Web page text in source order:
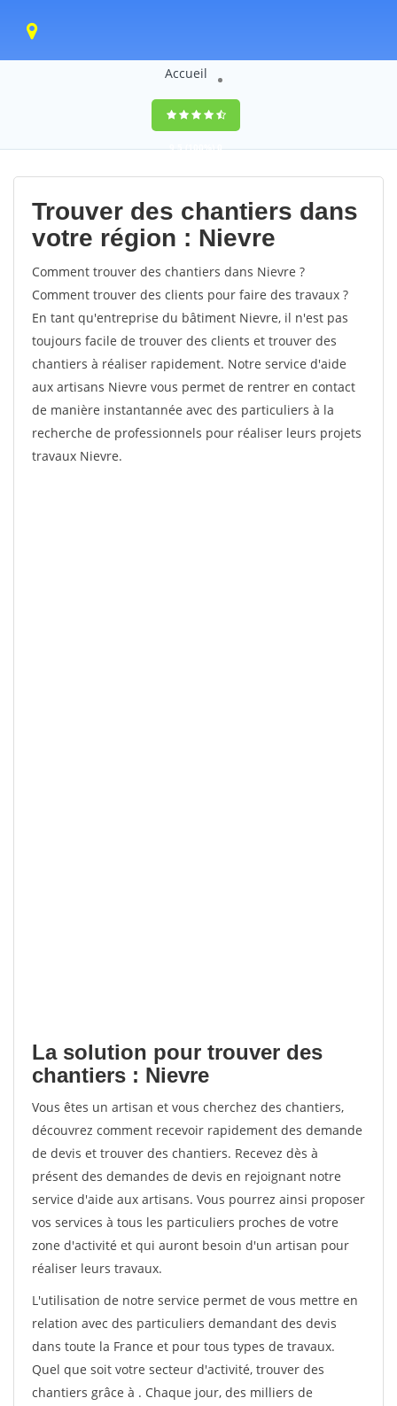
Accueil
9,5(100%)0
votes
Trouver des chantiers dans
votre région : Nievre
Comment trouver des chantiers dans Nievre ?
Comment trouver des clients pour faire des travaux ?
En tant qu'entreprise du bâtiment Nievre, il n'est pas
toujours facile de trouver des clients et trouver des
chantiers à réaliser rapidement. Notre service d'aide
aux artisans Nievre vous permet de rentrer en contact
de manière instantannée avec des particuliers à la
recherche de professionnels pour réaliser leurs projets
travaux Nievre.
La solution pour trouver des
chantiers : Nievre
Vous êtes un artisan et vous cherchez des chantiers,
découvrez comment recevoir rapidement des demande
de devis et trouver des chantiers. Recevez dès à
présent des demandes de devis en rejoignant notre
service d'aide aux artisans. Vous pourrez ainsi proposer
vos services à tous les particuliers proches de votre
zone d'activité et qui auront besoin d'un artisan pour
réaliser leurs travaux.
L'utilisation de notre service permet de vous mettre en
relation avec des particuliers demandant des devis
dans toute la France et pour tous types de travaux.
Quel que soit votre secteur d'activité, trouver des
chantiers grâce à . Chaque jour, des milliers de